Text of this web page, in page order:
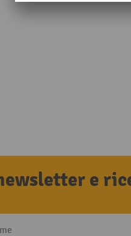
e